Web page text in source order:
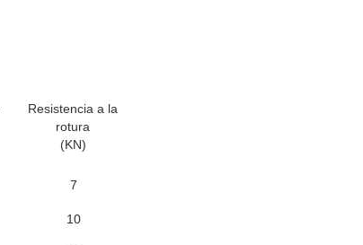
Resistencia a la
rotura
(KN)
7
10